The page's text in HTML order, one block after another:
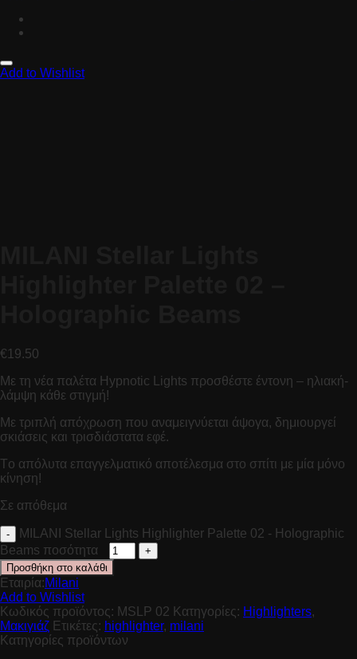
Add to Wishlist
€19.50
Με τη νέα παλέτα Hypnotic Lights προσθέστε έντονη – ηλιακή-
λάμψη κάθε στιγμή!
Με τριπλή απόχρωση που αναμειγνύεται άψογα, δημιουργεί
σκιάσεις και τρισδιάστατα εφέ.
Tο απόλυτα επαγγελματικό αποτέλεσμα στο σπίτι με μία μόνο
κίνηση!
Σε απόθεμα
MILANI Stellar Lights Highlighter Palette 02 - Holographic
Beams ποσότητα
Προσθήκη στο καλάθι
Εταιρία:Milani
Add to Wishlist
Κωδικός προϊόντος: MSLP 02 Κατηγορίες: Highlighters,
Μακιγιάζ Ετικέτες: highlighter, milani
Κατηγορίες προϊόντων